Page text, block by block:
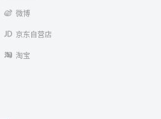
微博
京东自营店
淘宝